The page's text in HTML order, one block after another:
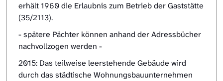
erhält 1960 die Erlaubnis zum Betrieb der Gaststätte
(35/2113).
- spätere Pächter können anhand der Adressbücher
nachvollzogen werden -
2015: Das teilweise leerstehende Gebäude wird
durch das städtische Wohnungsbauunternehmen